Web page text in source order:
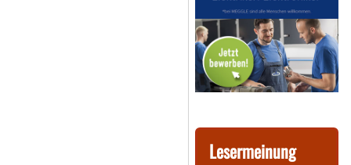
Lesermeinung